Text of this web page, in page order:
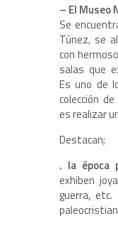
– El Museo
Se
Túnez, se
con
salas que
Es uno de
colección
es realizar
Destacan;
. la época
exhiben
guerra,